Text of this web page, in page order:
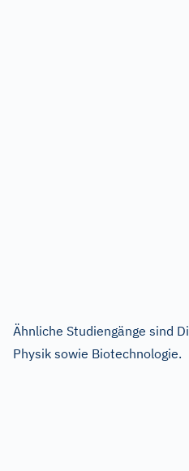
Ähnliche Studiengänge sind
Physik sowie Biotechnologie.